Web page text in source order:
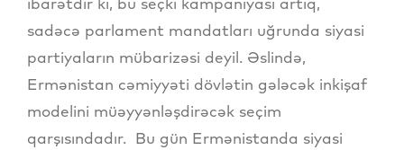
sadəcə parlament mandatları uğrunda siyasi
partiyaların mübarizəsi deyil. Əslində,
Ermənistan cəmiyyəti dövlətin gələcək inkişaf
modelini müəyyənləşdirəcək seçim
qarşısındadır. Bu gün Ermənistanda siyasi